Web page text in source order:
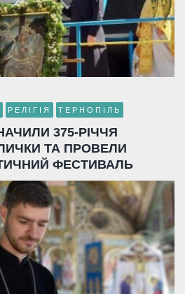
РЕЛІГІЯ ТЕРНОПІЛЬ
375-РІЧЧЯ
ТА ПРОВЕЛИ
ФЕСТИВАЛЬ